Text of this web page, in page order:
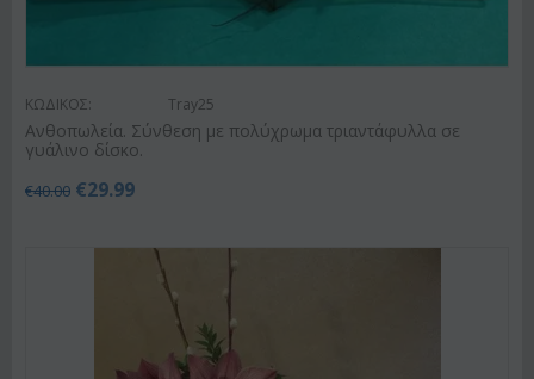
ΚΩΔΙΚΟΣ: Tray25
Ανθοπωλεία. Σύνθεση με πολύχρωμα τριαντάφυλλα σε
γυάλινο δίσκο.
€40.00 €29.99